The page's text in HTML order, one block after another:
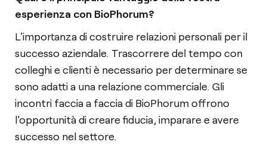
esperienza con BioPhorum?
L'importanza di costruire relazioni personali per il
successo aziendale. Trascorrere del tempo con
colleghi e clienti è necessario per determinare se
sono adatti a una relazione commerciale. Gli
incontri faccia a faccia di BioPhorum offrono
l'opportunità di creare fiducia, imparare e avere
successo nel settore.